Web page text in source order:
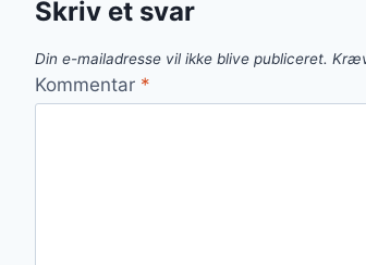
Skriv et svar
Din e-mailadresse vil ikke blive publiceret.
Kommentar *